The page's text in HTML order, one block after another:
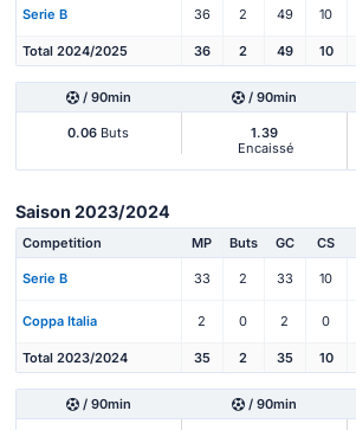
Serie B 36 2 49 10
Total 2024/2025 36 2 49 10
/ 90min / 90min
0.06 Buts
1.39
Encaissé
Saison 2023/2024
Competition MP Buts GC CS
Serie B 33 2 33 10
Coppa Italia 2 0 2 0
Total 2023/2024 35 2 35 10
/ 90min / 90min